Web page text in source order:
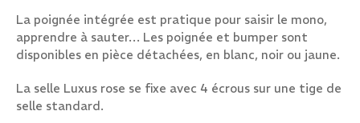
La poignée intégrée est pratique pour saisir le mono,
apprendre à sauter… Les poignée et bumper sont
disponibles en pièce détachées, en blanc, noir ou jaune.
La selle Luxus rose se fixe avec 4 écrous sur une tige de
selle standard.